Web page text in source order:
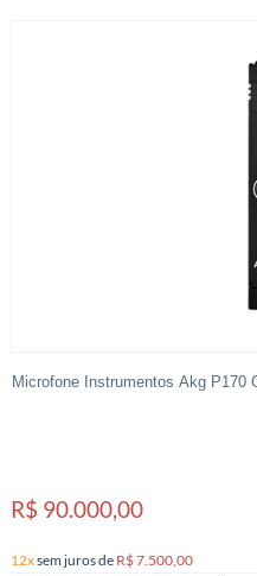
Microfone Instrumentos Akg P170
R$ 90.000,00
12xsem jurosde R$ 7.500,00